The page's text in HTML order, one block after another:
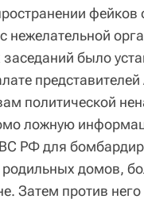
нежелательной
было
политической
ложную
РФ для
домов,
Затем против него